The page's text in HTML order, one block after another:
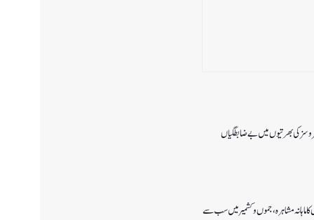
بھرتیوں میں بے ضابطگیاں
ماہانہ مشاہرہ، جموں و کشمیر میں سب سے